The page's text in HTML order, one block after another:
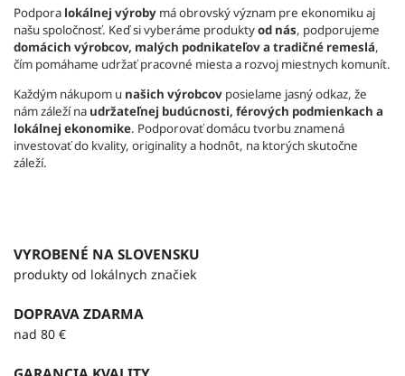
Podpora lokálnej výroby má obrovský význam pre ekonomiku aj
našu spoločnosť. Keď si vyberáme produktyod nás, podporujeme
domácich výrobcov, malých podnikateľov a tradičné remeslá,
čím pomáhame udržať pracovné miesta a rozvoj miestnych komunít.
Každým nákupom u našich výrobcov posielame jasný odkaz, že
nám záleží na udržateľnej budúcnosti, férových podmienkach a
lokálnej ekonomike. Podporovať domácu tvorbu znamená
investovať do kvality, originality a hodnôt, na ktorých skutočne
záleží.
VYROBENÉ NA SLOVENSKU
produkty od lokálnych značiek
DOPRAVA ZDARMA
nad 80 €